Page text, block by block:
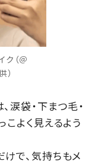
（＠
涙袋・下まつ毛・
こよく見えるよう
で、気持ちもメ